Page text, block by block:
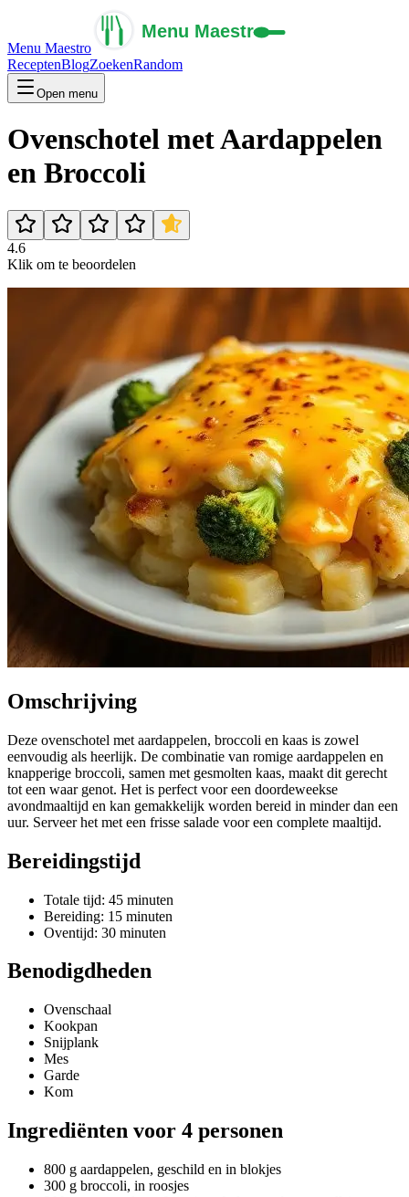
Menu Maestro
ReceptenBlogZoekenRandom
Open menu
Ovenschotel met Aardappelen
en Broccoli
4.6
Klik om te beoordelen
Omschrijving
Deze ovenschotel met aardappelen, broccoli en kaas is zowel
eenvoudig als heerlijk. De combinatie van romige aardappelen en
knapperige broccoli, samen met gesmolten kaas, maakt dit gerecht
tot een waar genot. Het is perfect voor een doordeweekse
avondmaaltijd en kan gemakkelijk worden bereid in minder dan een
uur. Serveer het met een frisse salade voor een complete maaltijd.
Bereidingstijd
Totale tijd: 45 minuten
Bereiding: 15 minuten
Oventijd: 30 minuten
Benodigdheden
Ovenschaal
Kookpan
Snijplank
Mes
Garde
Kom
Ingrediënten voor 4 personen
800 g aardappelen, geschild en in blokjes
300 g broccoli, in roosjes